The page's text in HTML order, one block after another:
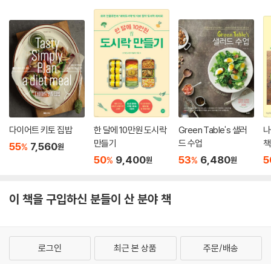
다이어트 키토 집밥
55% 7,560원
한 달에 10만원 도시락
만들기
50% 9,400원
Green Table's 샐러
드 수업
53% 6,480원
책
이 책을 구입하신 분들이 산 분야 책
로그인 최근 본 상품 주문/배송